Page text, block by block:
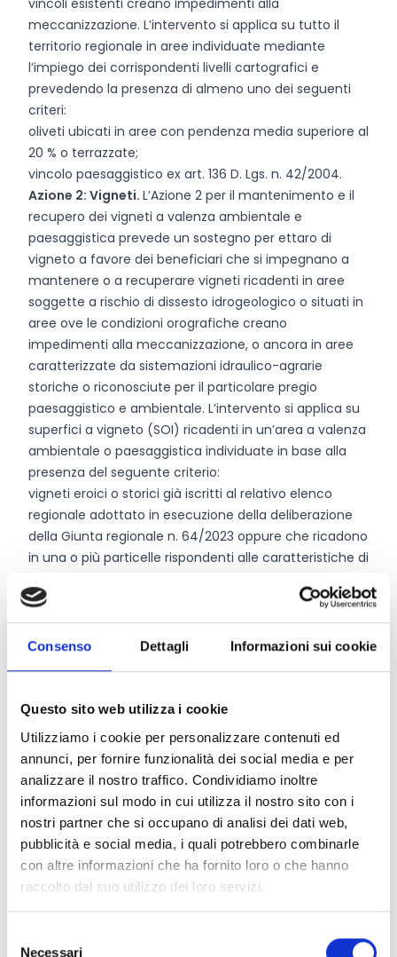
Consenso Dettagli Informazioni sui cookie
Questo sito web utilizza i cookie
Utilizziamo i cookie per personalizzare contenuti ed
annunci, per fornire funzionalità dei social media e per
analizzare il nostro traffico. Condividiamo inoltre
informazioni sul modo in cui utilizza il nostro sito con i
nostri partner che si occupano di analisi dei dati web,
pubblicità e social media, i quali potrebbero combinarle
con altre informazioni che ha fornito loro o che hanno
raccolto dal suo utilizzo dei loro servizi.
Necessari
vincoli esistenti creano impedimenti alla
meccanizzazione. L’intervento si applica su tutto il
territorio regionale in aree individuate mediante
l’impiego dei corrispondenti livelli cartografici e
prevedendo la presenza di almeno uno dei seguenti
criteri:
oliveti ubicati in aree con pendenza media superiore al
20 % o terrazzate;
vincolo paesaggistico ex art. 136 D. Lgs. n. 42/2004.
Azione 2: Vigneti. L’Azione 2 per il mantenimento e il
recupero dei vigneti a valenza ambientale e
paesaggistica prevede un sostegno per ettaro di
vigneto a favore dei beneficiari che si impegnano a
mantenere o a recuperare vigneti ricadenti in aree
soggette a rischio di dissesto idrogeologico o situati in
aree ove le condizioni orografiche creano
impedimenti alla meccanizzazione, o ancora in aree
caratterizzate da sistemazioni idraulico-agrarie
storiche o riconosciute per il particolare pregio
paesaggistico e ambientale. L’intervento si applica su
superfici a vigneto (SOI) ricadenti in un’area a valenza
ambientale o paesaggistica individuate in base alla
presenza del seguente criterio:
vigneti eroici o storici già iscritti al relativo elenco
regionale adottato in esecuzione della deliberazione
della Giunta regionale n. 64/2023 oppure che ricadono
in una o più particelle rispondenti alle caratteristiche di
DGR 64/2023
La durata dell’impegno è di 5 anni (1° gennaio 2024-31
dicembre 2028).
Chi può partecipare
Possono beneficiare dei contributi i seguenti soggetti:
C01 Agricoltori singoli o associati;
C02 Enti pubblici gestori di aziende agricole.
C03 Altri gestori del territorio
Entità del contributo
La dotazione finanziaria complessiva ammonta a